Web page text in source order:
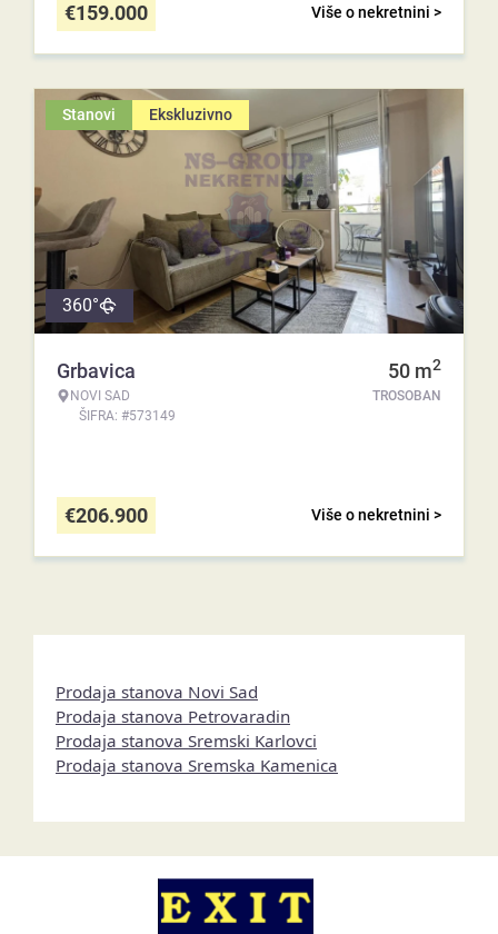
Više o nekretnini >
€159.000
Stanovi Ekskluzivno
360°
Grbavica
NOVI SAD
ŠIFRA: #573149
50 m2
TROSOBAN
Više o nekretnini >
€206.900
Prodaja stanova Novi Sad
Prodaja stanova Petrovaradin
Prodaja stanova Sremski Karlovci
Prodaja stanova Sremska Kamenica